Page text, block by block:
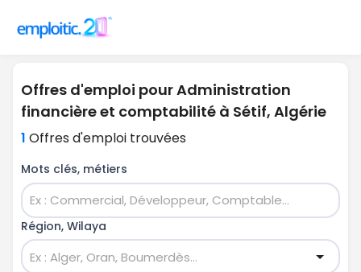
Offres d'emploi pour Administration
financière et comptabilité à Sétif, Algérie
1 Offres d'emploi trouvées
Mots clés, métiers
Région, Wilaya